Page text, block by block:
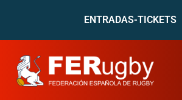
ENTRADAS-TICKETS